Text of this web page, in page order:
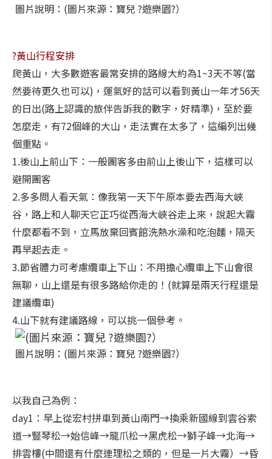
圖片說明：(圖片來源：寶兒 ?遊樂園?）
?黃山行程安排
爬黃山，大多數遊客最常安排的路線大約為1~3天不等(當
然要待更久也可以)，運氣好的話可以看到黃山一年才56天
的日出(路上認識的旅伴告訴我的數字，好精準)，至於要
怎麼走，有72個峰的大山，走法實在太多了，這編列出幾
個重點。
1.後山上前山下：一般團客多由前山上後山下，這樣可以
避開團客
2.多多問人看天氣：像我第一天下午原本要去西海大峽
谷，路上和人聊天它正巧從西海大峽谷走上來，說起大霧
什麼都看不到，立馬放棄回賓館洗熱水澡和吃泡麵，隔天
再早起去走。
3.節省體力可考慮纜車上下山：不用擔心纜車上下山會很
無聊，山上還是有很多路給你走的！(就算是兩天行程還是
建議纜車)
4.山下就有建議路線，可以挑一個參考。
圖片說明：(圖片來源：寶兒 ?遊樂園?）
以我自己為例：
day1：早上從宏村拼車到黃山南門→換乘新國線到雲谷索
道→豎琴松→始信峰→龍爪松→黑虎松→獅子峰→北海→
排雲樓(中間還有什麼連理松之類的，但是一片大霧）→昏